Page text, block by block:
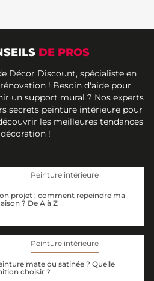
DE PROS
Décor Discount, spécialiste en
! Besoin d'aide pour
un support mural ? Nos experts
secrets peinture intérieure pour
les meilleures tendances
!
Peinture intérieure
projet : comment repeindre ma
? De A à Z
Peinture intérieure
mate ou satinée ? Quelle
choisir ?